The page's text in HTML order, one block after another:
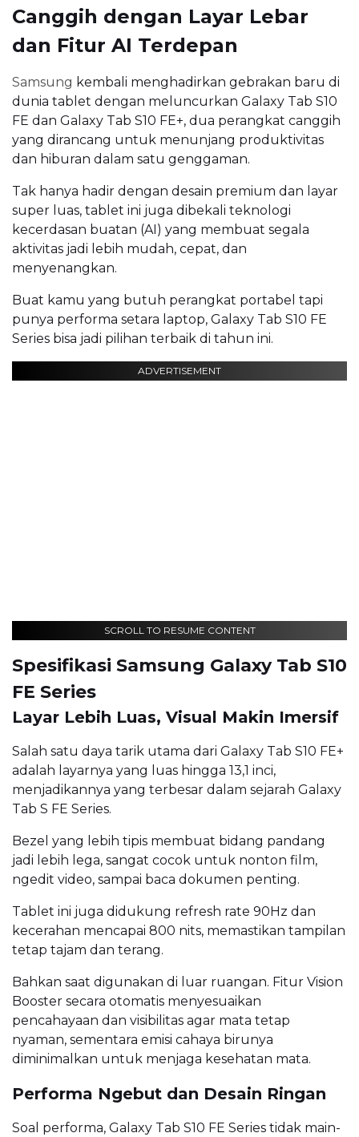
Canggih dengan Layar Lebar
dan Fitur AI Terdepan
Samsung kembali menghadirkan gebrakan baru di
dunia tablet dengan meluncurkan Galaxy Tab S10
FE dan Galaxy Tab S10 FE+, dua perangkat canggih
yang dirancang untuk menunjang produktivitas
dan hiburan dalam satu genggaman.
Tak hanya hadir dengan desain premium dan layar
super luas, tablet ini juga dibekali teknologi
kecerdasan buatan (AI) yang membuat segala
aktivitas jadi lebih mudah, cepat, dan
menyenangkan.
Buat kamu yang butuh perangkat portabel tapi
punya performa setara laptop, Galaxy Tab S10 FE
Series bisa jadi pilihan terbaik di tahun ini.
ADVERTISEMENT
SCROLL TO RESUME CONTENT
Spesifikasi Samsung Galaxy Tab S10
FE Series
Layar Lebih Luas, Visual Makin Imersif
Salah satu daya tarik utama dari Galaxy Tab S10 FE+
adalah layarnya yang luas hingga 13,1 inci,
menjadikannya yang terbesar dalam sejarah Galaxy
Tab S FE Series.
Bezel yang lebih tipis membuat bidang pandang
jadi lebih lega, sangat cocok untuk nonton film,
ngedit video, sampai baca dokumen penting.
Tablet ini juga didukung refresh rate 90Hz dan
kecerahan mencapai 800 nits, memastikan tampilan
tetap tajam dan terang.
Bahkan saat digunakan di luar ruangan. Fitur Vision
Booster secara otomatis menyesuaikan
pencahayaan dan visibilitas agar mata tetap
nyaman, sementara emisi cahaya birunya
diminimalkan untuk menjaga kesehatan mata.
Performa Ngebut dan Desain Ringan
Soal performa, Galaxy Tab S10 FE Series tidak main-